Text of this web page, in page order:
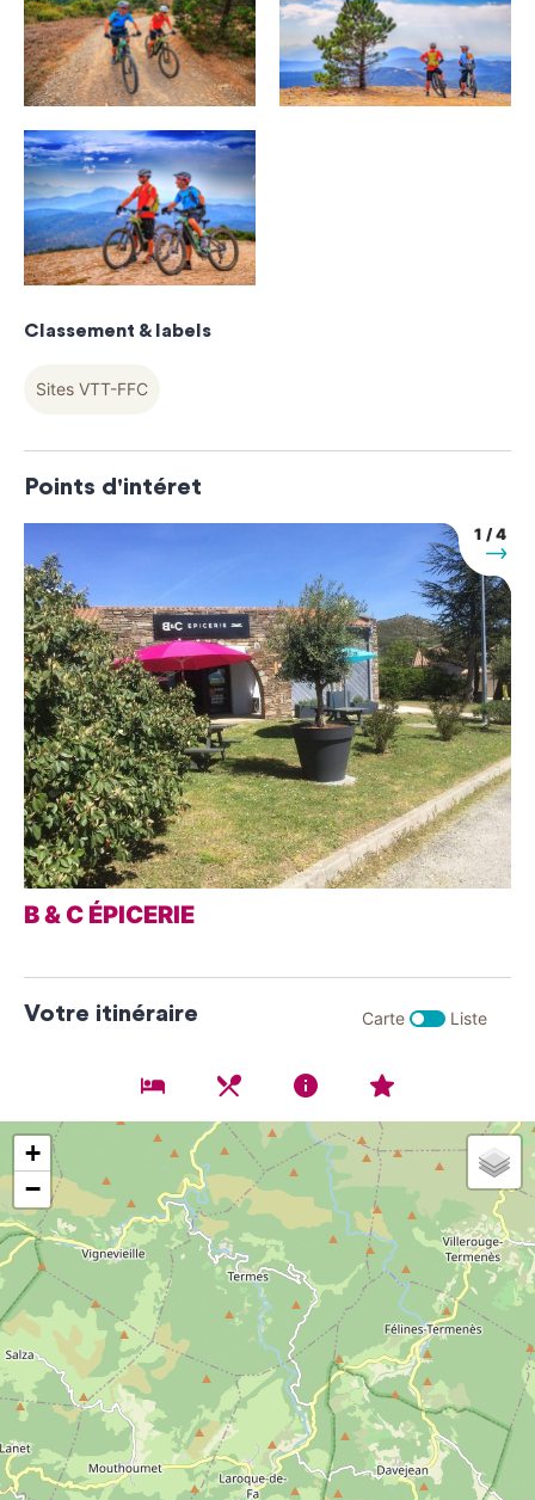
Classement & labels
Sites VTT-FFC
Points d'intéret
1 /4
Suivant
B & C ÉPICERIE
Votre itinéraire Carte Liste
Hébergementsoù boire un verre, se
Commerces et
A visiter
+
−